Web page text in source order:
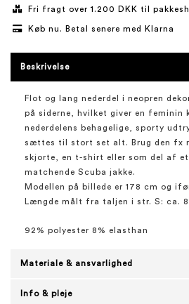
Fri fragt over 1.200 DKK til
Køb nu. Betal senere med Klarna
Beskrivelse
Flot og lang nederdel i neopren
på siderne, hvilket giver en feminin
nederdelens behagelige, sporty
sættes til stort set alt. Brug den fx
skjorte, en t-shirt eller som del af
matchende Scuba jakke.
Modellen på billede er 178 cm og
Længde målt fra taljen i str. S: ca.
92% polyester 8% elasthan
Materiale & ansvarlighed
Info & pleje